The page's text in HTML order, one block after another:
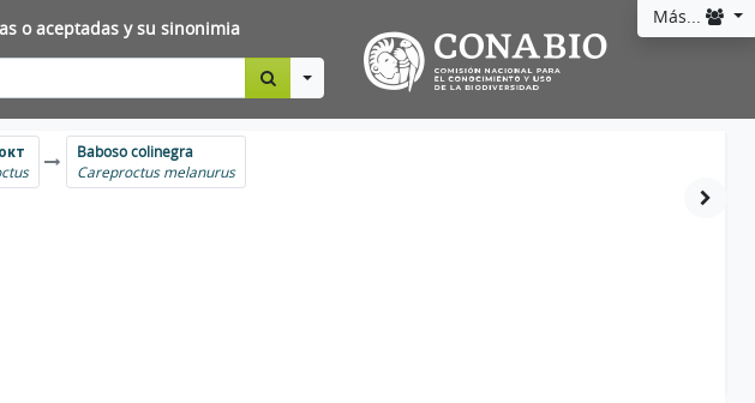
Más...
o aceptadas y su sinonimia
Toggle Dropdown
Baboso colinegra
Careproctus melanurus